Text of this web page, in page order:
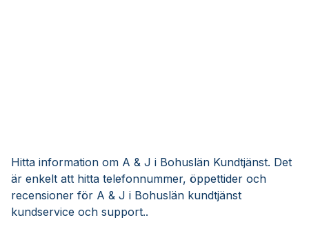
Hitta information om A & J i Bohuslän Kundtjänst. Det
är enkelt att hitta telefonnummer, öppettider och
recensioner för A & J i Bohuslän kundtjänst
kundservice och support..